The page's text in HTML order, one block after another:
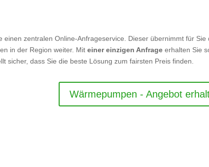
einen zentralen Online-Anfrageservice. Dieser übernimmt für
in der Region weiter. Miteiner einzigen Anfrage erhalten Sie
sicher, dass Sie die beste Lösung zum fairsten Preis finden.
Wärmepumpen - Angebot